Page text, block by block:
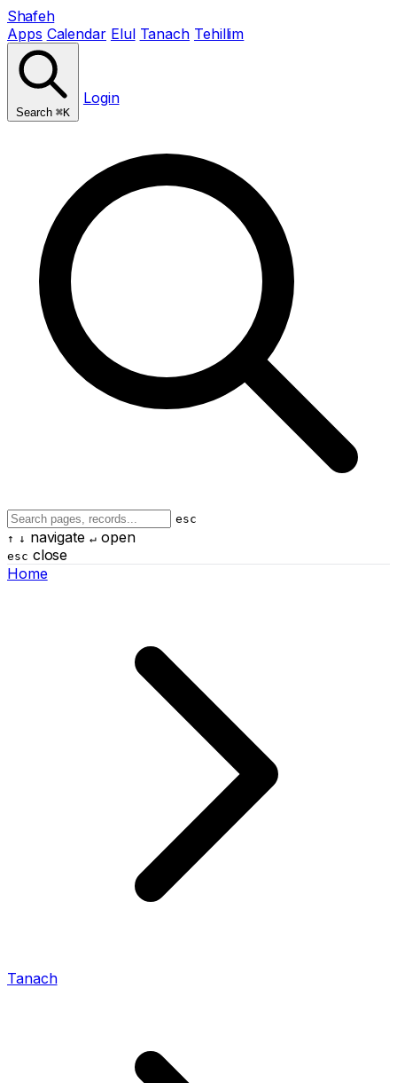
Shafeh
Apps Calendar Elul Tanach Tehillim
Search ⌘K
Login
esc
↑ ↓ navigate ↵open
esc close
Home
Tanach